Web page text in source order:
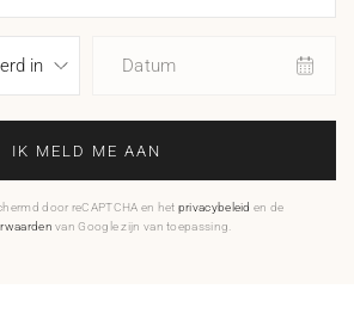
Datum
IK MELD ME AAN
door reCAPTCHA en het privacybeleid en de
van Google zijn van toepassing.